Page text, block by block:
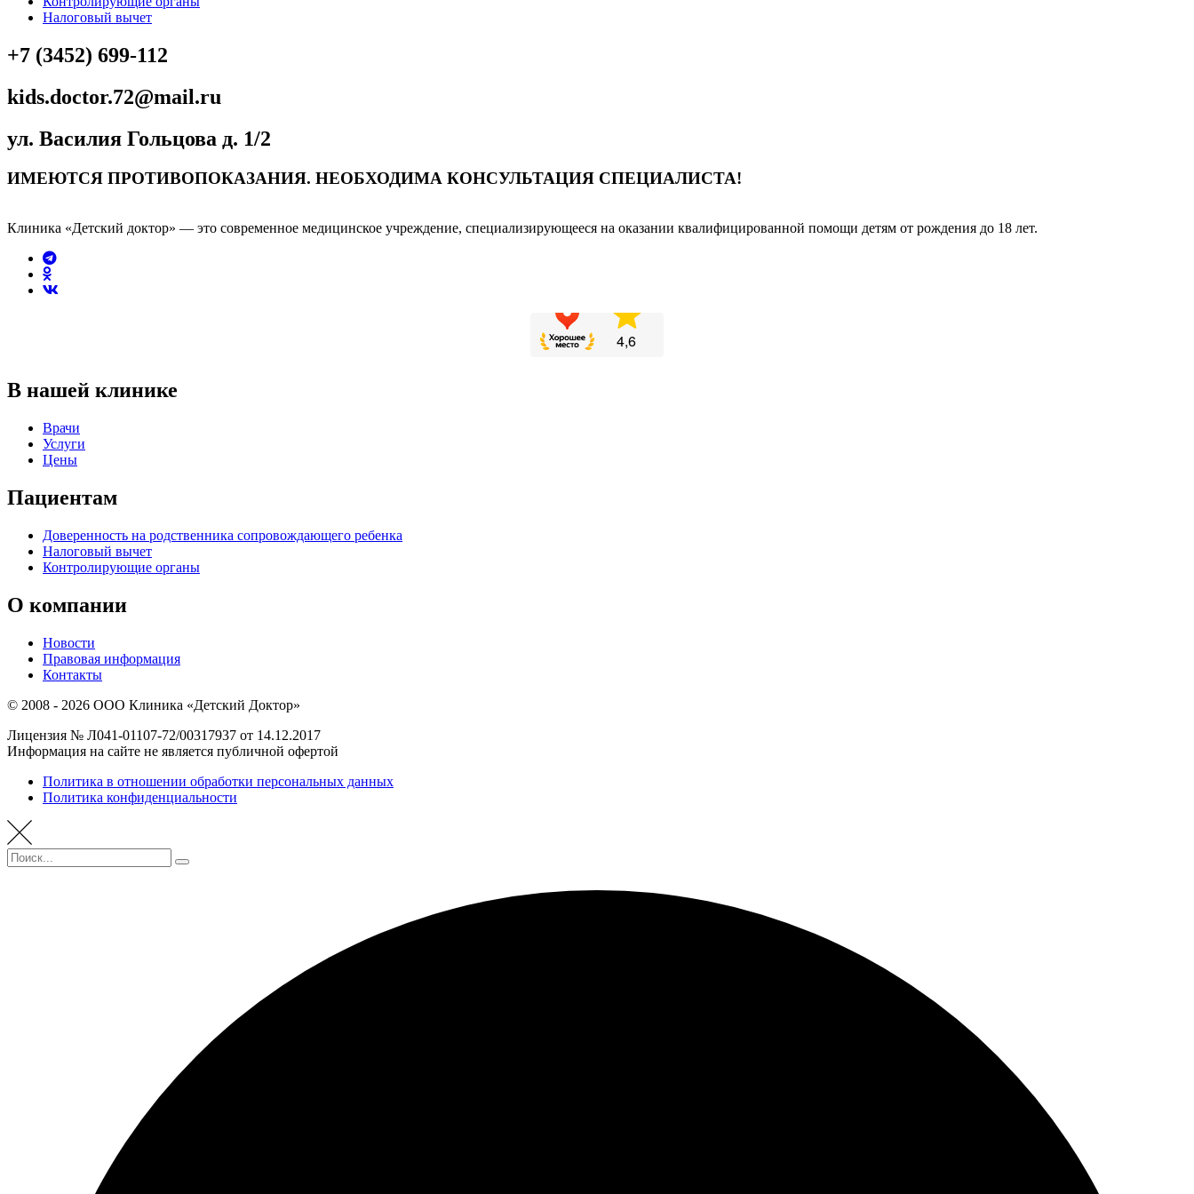
Налоговый вычет
+7 (3452) 699-112
kids.doctor.72@mail.ru
ул. Василия Гольцова д. 1/2
ИМЕЮТСЯ ПРОТИВОПОКАЗАНИЯ. НЕОБХОДИМА КОНСУЛЬТАЦИЯ СПЕЦИАЛИСТА!
Клиника «Детский доктор» — это современное медицинское учреждение, специализирующееся на оказании квалифицированной помощи детям от рождения до 18 лет.
В нашей клинике
Врачи
Услуги
Цены
Пациентам
Доверенность на родственника сопровождающего ребенка
Налоговый вычет
Контролирующие органы
О компании
Новости
Правовая информация
Контакты
© 2008 - 2026 ООО Клиника «Детский Доктор»
Лицензия № Л041-01107-72/00317937 от 14.12.2017
Информация на сайте не является публичной офертой
Политика в отношении обработки персональных данных
Политика конфиденциальности